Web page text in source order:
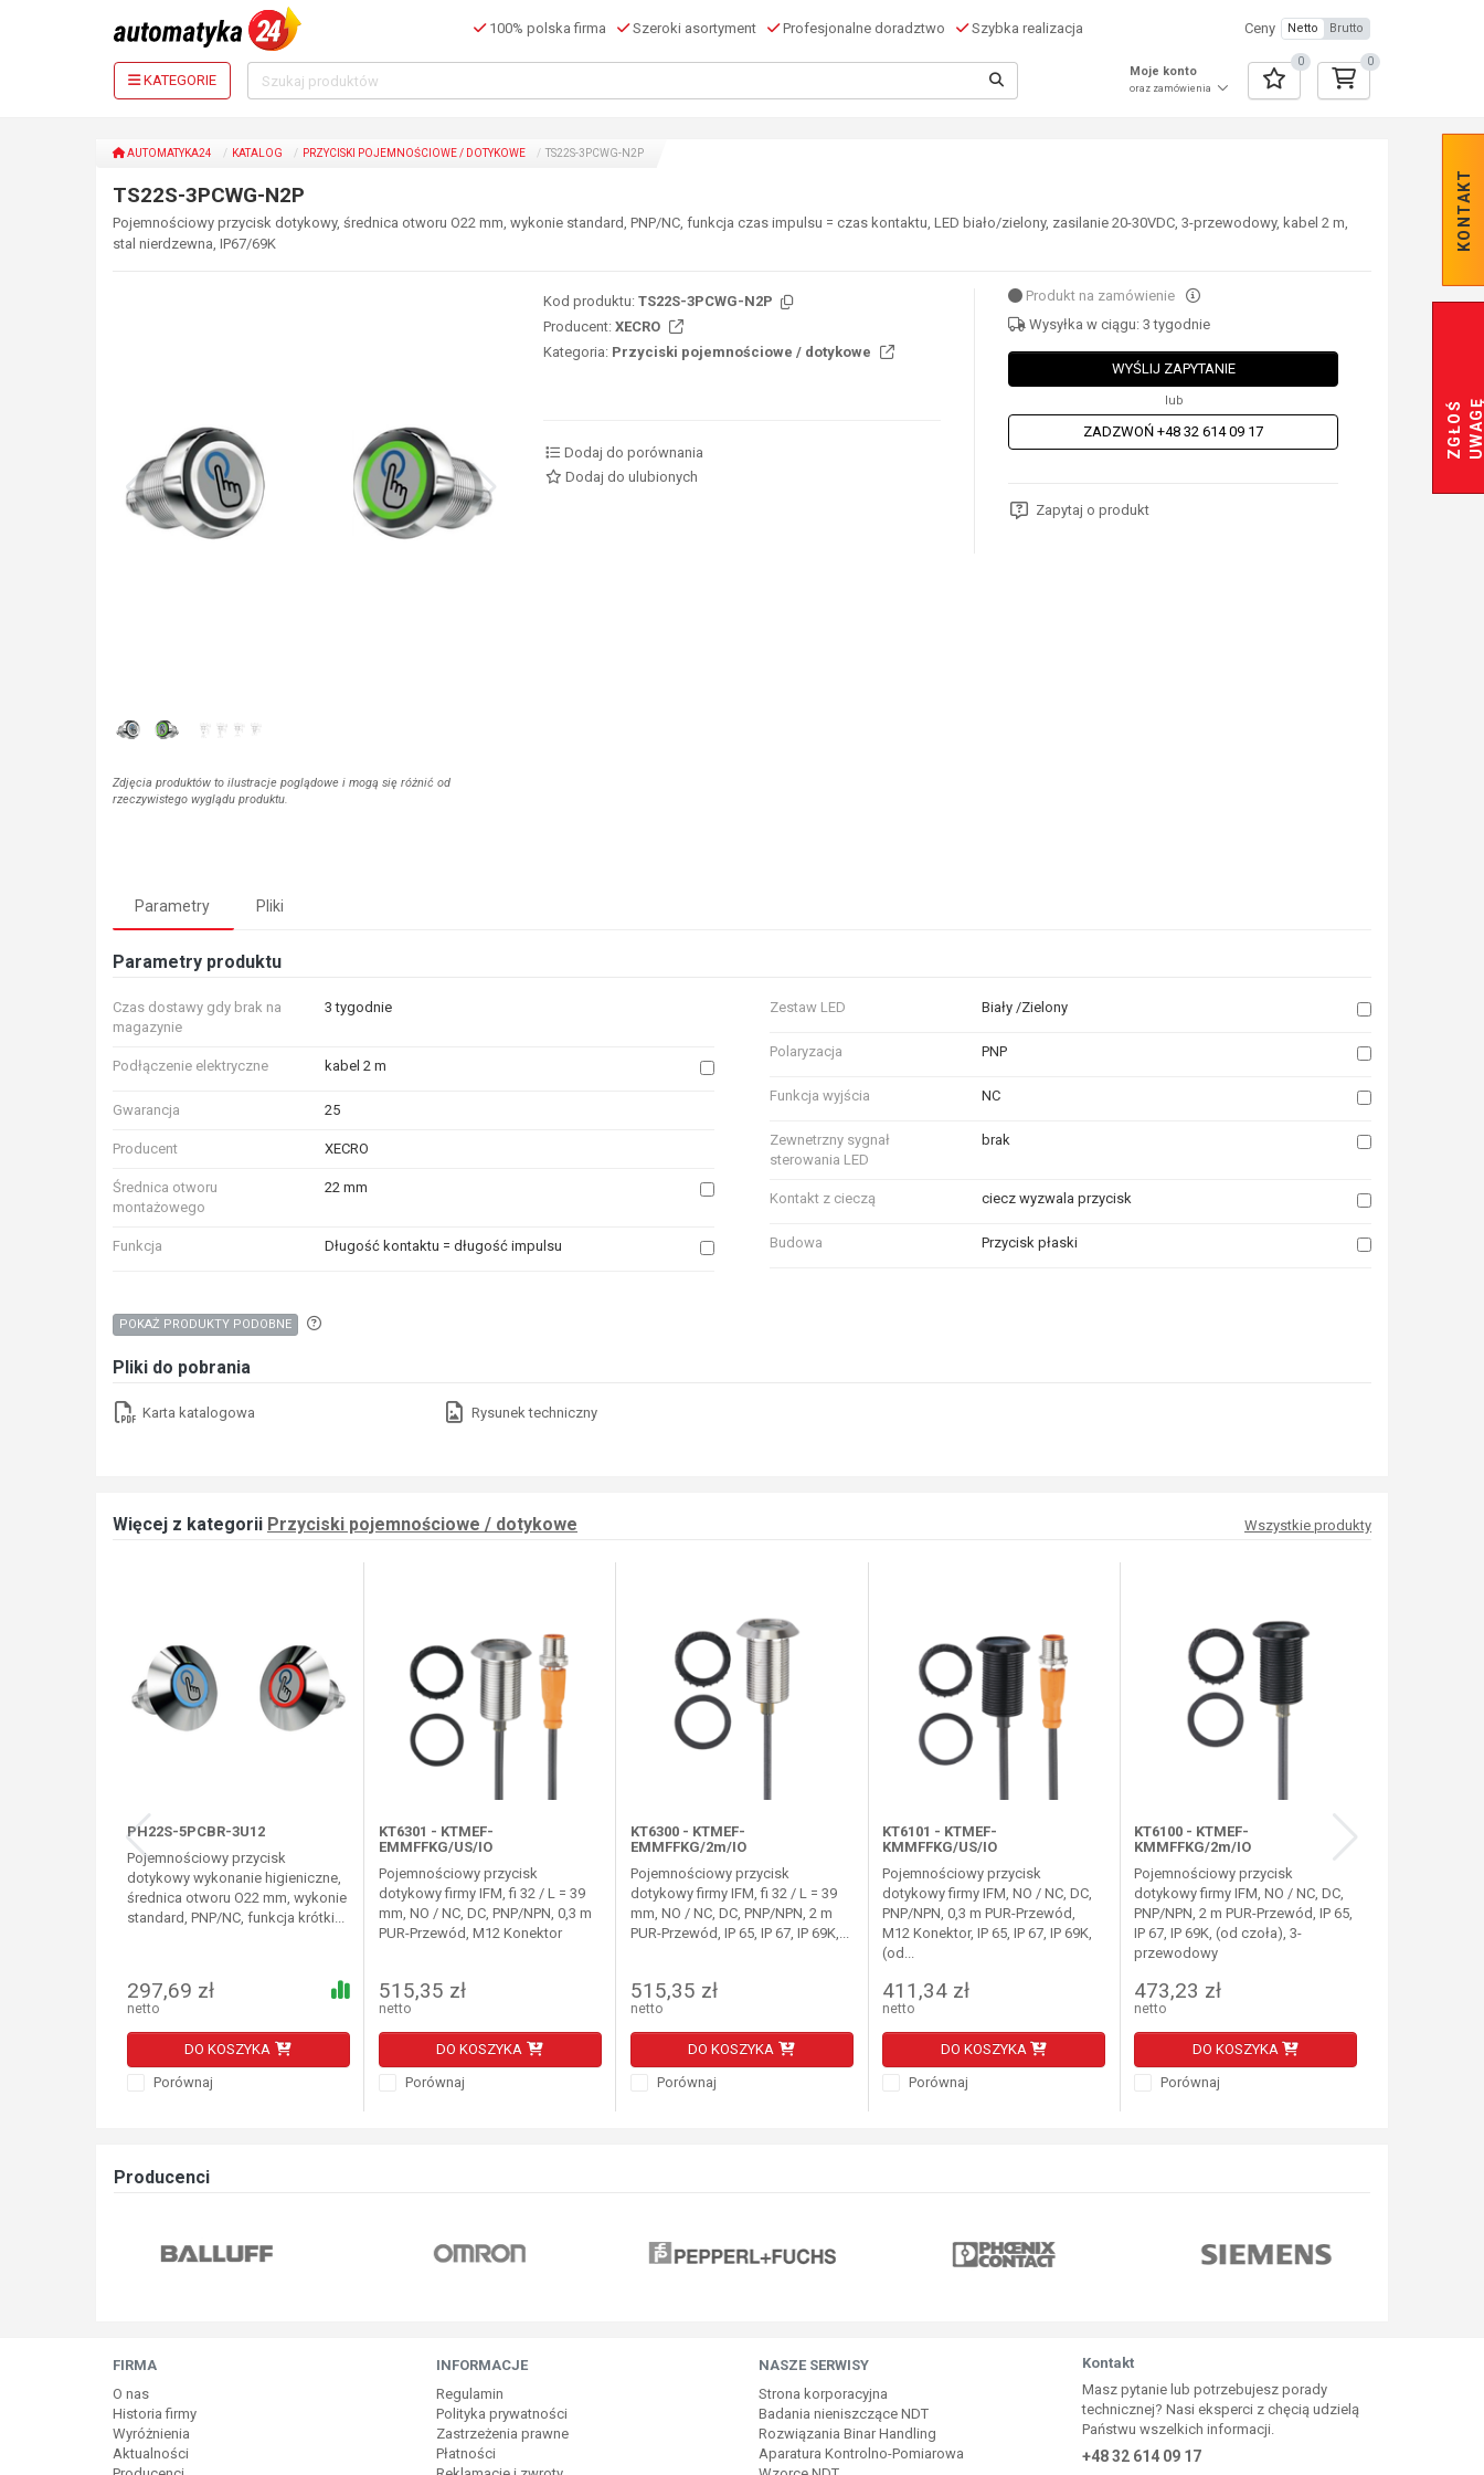
100% polska firma Szeroki asortyment Profesjonalne doradztwo Szybka realizacja Ceny Netto Brutto
KATEGORIE
Moje konto
oraz zamówienia
0 0
KONTAKT
Z
G
Ł
O
Ś
U
W
A
GĘ
AUTOMATYKA24 KATALOG PRZYCISKI POJEMNOŚCIOWE / DOTYKOWE TS22S-3PCWG-N2P
TS22S-3PCWG-N2P
Pojemnościowy przycisk dotykowy, średnica otworu O22 mm, wykonie standard, PNP/NC, funkcja czas impulsu = czas kontaktu, LED biało/zielony, zasilanie 20-30VDC, 3-przewodowy, kabel 2 m,
stal nierdzewna, IP67/69K
Zdjęcia produktów to ilustracje poglądowe i mogą się różnić od
rzeczywistego wyglądu produktu.
Kod produktu: TS22S-3PCWG-N2P
Producent: XECRO
Kategoria: Przyciski pojemnościowe / dotykowe
Dodaj do porównania
Dodaj do ulubionych
Produkt na zamówienie
Wysyłka w ciągu: 3 tygodnie
WYŚLIJ ZAPYTANIE
lub
ZADZWOŃ +48 32 614 09 17
Zapytaj o produkt
Parametry Pliki
Parametry produktu
Czas dostawy gdy brak na
magazynie
3 tygodnie
Podłączenie elektryczne kabel 2 m
Gwarancja 25
Producent XECRO
Średnica otworu
montażowego
22 mm
Funkcja Długość kontaktu = długość impulsu
Zestaw LED Biały /Zielony
Polaryzacja PNP
Funkcja wyjścia NC
Zewnetrzny sygnał
sterowania LED
brak
Kontakt z cieczą ciecz wyzwala przycisk
Budowa Przycisk płaski
POKAŻ PRODUKTY PODOBNE
Pliki do pobrania
Karta katalogowa Rysunek techniczny
Więcej z kategorii Przyciski pojemnościowe / dotykowe Wszystkie produkty
PH22S-5PCBR-3U12
Pojemnościowy przycisk
dotykowy wykonanie higieniczne,
średnica otworu O22 mm, wykonie
standard, PNP/NC, funkcja krótki...
297,69 zł
netto
DO KOSZYKA
Porównaj
KT6301 - KTMEF-
EMMFFKG/US/IO
Pojemnościowy przycisk
dotykowy firmy IFM, fi 32 / L = 39
mm, NO / NC, DC, PNP/NPN, 0,3 m
PUR-Przewód, M12 Konektor
515,35 zł
netto
DO KOSZYKA
Porównaj
KT6300 - KTMEF-
EMMFFKG/2m/IO
Pojemnościowy przycisk
dotykowy firmy IFM, fi 32 / L = 39
mm, NO / NC, DC, PNP/NPN, 2 m
PUR-Przewód, IP 65, IP 67, IP 69K,...
515,35 zł
netto
DO KOSZYKA
Porównaj
KT6101 - KTMEF-
KMMFFKG/US/IO
Pojemnościowy przycisk
dotykowy firmy IFM, NO / NC, DC,
PNP/NPN, 0,3 m PUR-Przewód,
M12 Konektor, IP 65, IP 67, IP 69K,
(od...
411,34 zł
netto
DO KOSZYKA
Porównaj
KT6100 - KTMEF-
KMMFFKG/2m/IO
Pojemnościowy przycisk
dotykowy firmy IFM, NO / NC, DC,
PNP/NPN, 2 m PUR-Przewód, IP 65,
IP 67, IP 69K, (od czoła), 3-
przewodowy
473,23 zł
netto
DO KOSZYKA
Porównaj
Producenci
FIRMA
O nas
Historia firmy
Wyróżnienia
Aktualności
INFORMACJE
Regulamin
Polityka prywatności
Zastrzeżenia prawne
Płatności
NASZE SERWISY
Strona korporacyjna
Badania nieniszczące NDT
Rozwiązania Binar Handling
Aparatura Kontrolno-Pomiarowa
Kontakt
Masz pytanie lub potrzebujesz porady
technicznej? Nasi eksperci z chęcią udzielą
Państwu wszelkich informacji.
+48 32 614 09 17